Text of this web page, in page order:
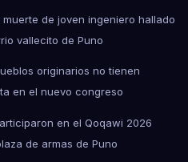
de joven ingeniero hallado
vallecito de Puno
originarios no tienen
en el nuevo congreso
en el Qoqawi 2026
de armas de Puno